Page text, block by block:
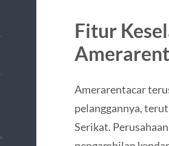
Fitur
Amerarentacar
pelanggannya,
Serikat.